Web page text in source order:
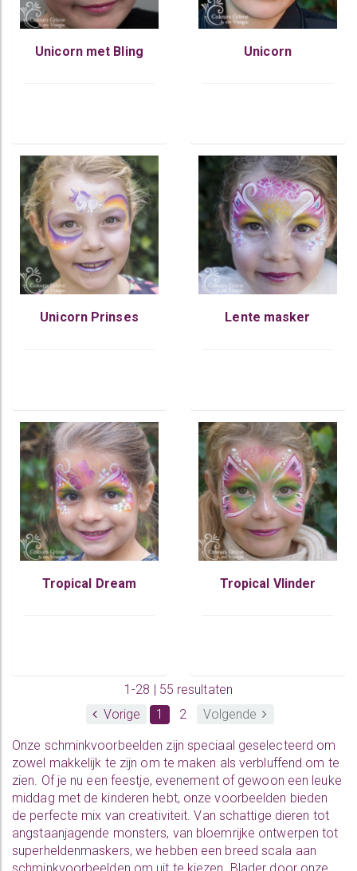
Unicorn met Bling Unicorn
Unicorn Prinses Lente masker
Tropical Dream Tropical Vlinder
1-28 | 55 resultaten
Vorige
1 2 Volgende
Onze schminkvoorbeelden zijn speciaal geselecteerd om
zowel makkelijk te zijn om te maken als verbluffend om te
zien. Of je nu een feestje, evenement of gewoon een leuke
middag met de kinderen hebt, onze voorbeelden bieden
de perfecte mix van creativiteit. Van schattige dieren tot
angstaanjagende monsters, van bloemrijke ontwerpen tot
superheldenmaskers, we hebben een breed scala aan